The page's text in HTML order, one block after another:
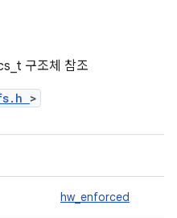
구조체 참조
>
hw_enforced